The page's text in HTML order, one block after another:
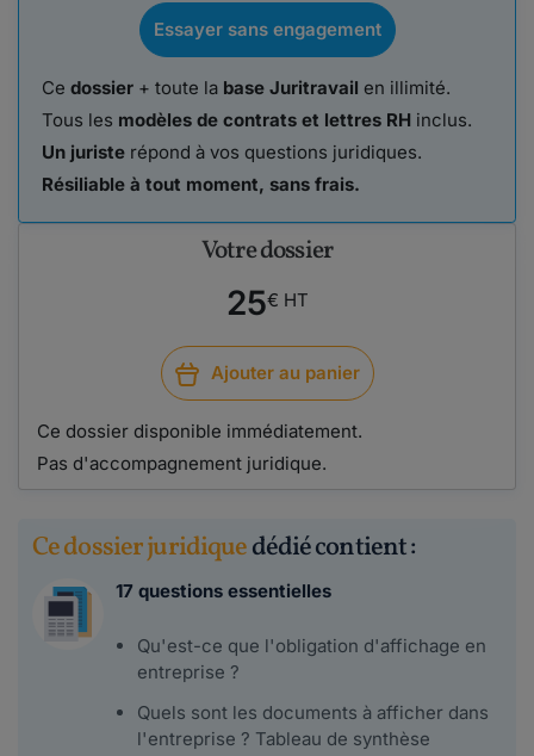
Votre dossier
25€ HT
Ajouter au panier
Ce dossier disponible immédiatement.
Pas d'accompagnement juridique.
Essayer sans engagement
Ce dossier + toute la base Juritravail en illimité.
Tous les modèles de contrats et lettres RH inclus.
Un juriste répond à vos questions juridiques.
Résiliable à tout moment, sans frais.
Ce dossier juridiquedédié contient :
17 questions essentielles
Qu'est-ce que l'obligation d'affichage en
entreprise ?
Quels sont les documents à afficher dans
l'entreprise ? Tableau de synthèse